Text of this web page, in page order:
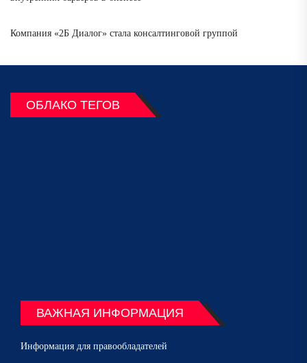
Компания «2Б Диалог» стала консалтинговой группой
ОБЛАКО ТЕГОВ
ВАЖНАЯ ИНФОРМАЦИЯ
Информация для правообладателей